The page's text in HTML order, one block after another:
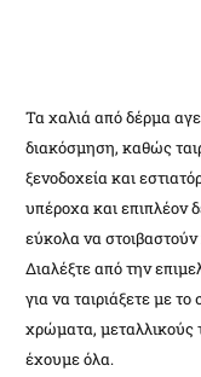
Τα χαλιά από δέρμα
διακόσμηση, καθώς
ξενοδοχεία και
υπέροχα και επιπλέον
εύκολα να
Διαλέξτε από την
για να ταιριάξετε με
χρώματα, μεταλλικούς
έχουμε όλα.